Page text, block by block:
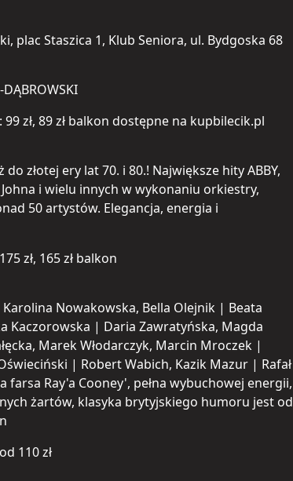
plac Staszica 1, Klub Seniora, ul. Bydgoska 68
zł, 89 zł balkon dostępne na kupbilecik.pl
złotej ery lat 70. i 80.! Największe hity ABBY,
i wielu innych w wykonaniu orkiestry,
50 artystów. Elegancja, energia i
zł, 165 zł balkon
Nowakowska, Bella Olejnik | Beata
Kaczorowska | Daria Zawratyńska, Magda
Marek Włodarczyk, Marcin Mroczek |
| Robert Wabich, Kazik Mazur | Rafał
farsa Ray'a Cooney', pełna wybuchowej energii,
żartów, klasyka brytyjskiego humoru jest od
110 zł